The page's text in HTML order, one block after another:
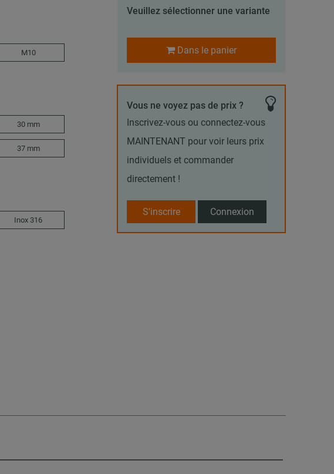
M10
30 mm
37 mm
Inox 316
Veuillez sélectionner une variante
Dans le panier
Vous ne voyez pas de prix ?
Inscrivez-vous ou connectez-vous
MAINTENANT pour voir leurs prix
individuels et commander
directement !
S'inscrire Connexion